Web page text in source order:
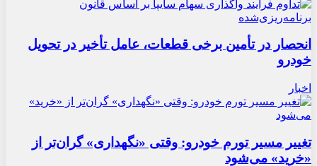
انحصار در تأمین برخی قطعات، عامل تأخیر در تحویل
خودرو
اخبار
تغییر مسیر تورم خودرو: وقتی «نگهداری» گران‌تر از
«خرید» می‌شود